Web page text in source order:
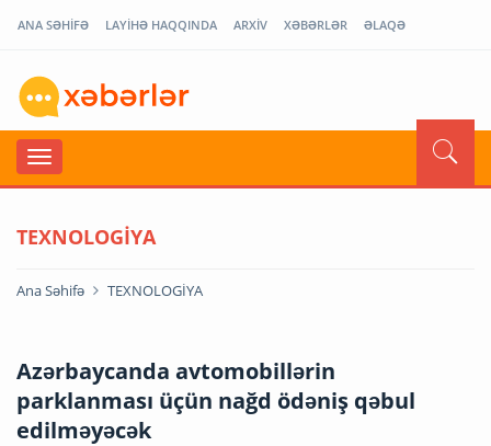
ANA SƏHİFƏ LAYİHƏ HAQQINDA ARXİV XƏBƏRLƏR ƏLAQƏ
TEXNOLOGİYA
Ana Səhifə TEXNOLOGİYA
Azərbaycanda avtomobillərin
parklanması üçün nağd ödəniş qəbul
edilməyəcək